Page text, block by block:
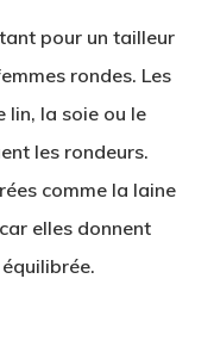
pour un tailleur
rondes. Les
lin, la soie ou le
les rondeurs.
comme la laine
elles donnent